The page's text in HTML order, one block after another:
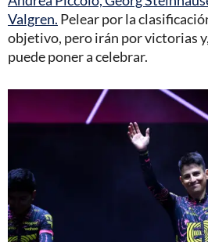
Valgren. Pelear por la
objetivo, pero irán por victorias
puede poner a celebrar.